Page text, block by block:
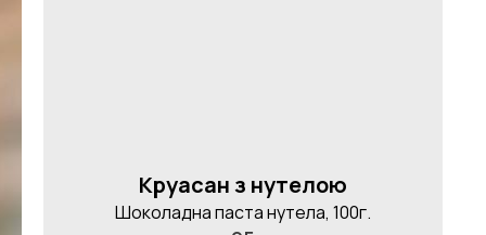
Круасан з нутелою
Шоколадна паста нутела, 100г.